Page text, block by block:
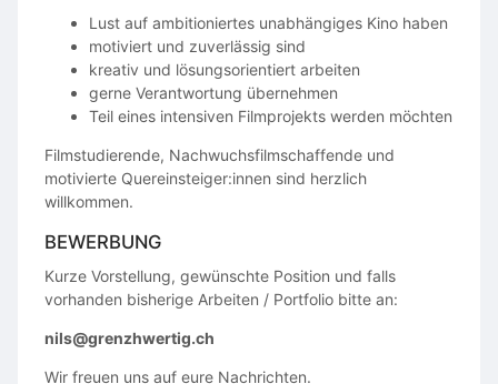
Lust auf ambitioniertes unabhängiges Kino haben
motiviert und zuverlässig sind
kreativ und lösungsorientiert arbeiten
gerne Verantwortung übernehmen
Teil eines intensiven Filmprojekts werden möchten
Filmstudierende, Nachwuchsfilmschaffende und
motivierte Quereinsteiger:innen sind herzlich
willkommen.
BEWERBUNG
Kurze Vorstellung, gewünschte Position und falls
vorhanden bisherige Arbeiten / Portfolio bitte an:
nils@grenzhwertig.ch
Wir freuen uns auf eure Nachrichten.